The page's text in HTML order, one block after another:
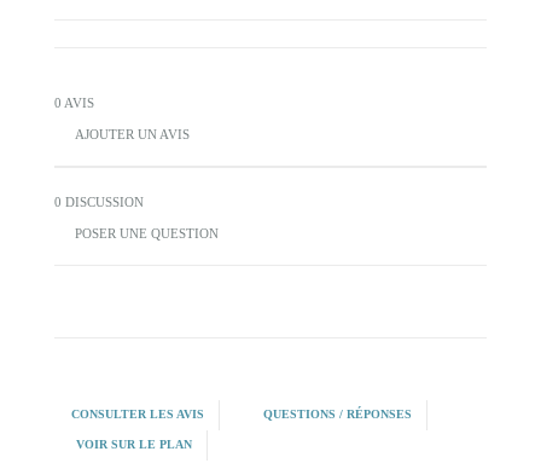
0 AVIS
AJOUTER UN AVIS
0 DISCUSSION
POSER UNE QUESTION
CONSULTER LES AVIS QUESTIONS / RÉPONSES
VOIR SUR LE PLAN